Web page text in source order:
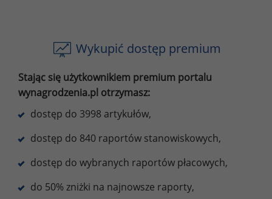
Wykupić dostęp premium
Stając się użytkownikiem premium portalu
wynagrodzenia.pl otrzymasz:
dostęp do 3998 artykułów,
dostęp do 840 raportów stanowiskowych,
dostęp do wybranych raportów płacowych,
do 50% zniżki na najnowsze raporty,